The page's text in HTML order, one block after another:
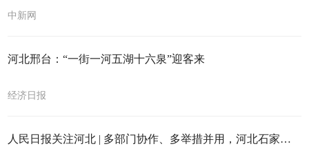
中新网
河北邢台：“一街一河五湖十六泉”迎客来
经济日报
人民日报关注河北 | 多部门协作、多举措并用，河北石家庄推进交通拥堵综合治理 在途车辆增多 拥堵指数反降